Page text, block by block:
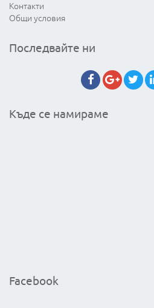
Контакти
Общи условия
Последвайте ни
Къде се намираме
Facebook